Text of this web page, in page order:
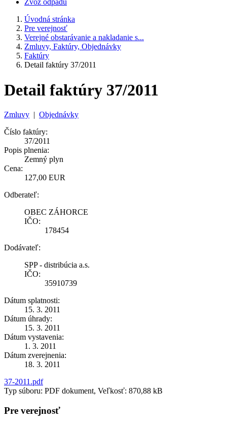
Zvoz odpadu
Úvodná stránka
Pre verejnosť
Verejné obstarávanie a nakladanie s...
Zmluvy, Faktúry, Objednávky
Faktúry
Detail faktúry 37/2011
Detail faktúry 37/2011
Zmluvy | Objednávky
Číslo faktúry:
37/2011
Popis plnenia:
Zemný plyn
Cena:
127,00 EUR
Odberateľ:
OBEC ZÁHORCE
IČO:
178454
Dodávateľ:
SPP - distribúcia a.s.
IČO:
35910739
Dátum splatnosti:
15. 3. 2011
Dátum úhrady:
15. 3. 2011
Dátum vystavenia:
1. 3. 2011
Dátum zverejnenia:
18. 3. 2011
37-2011.pdf
Typ súboru: PDF dokument, Veľkosť: 870,88 kB
Pre verejnosť